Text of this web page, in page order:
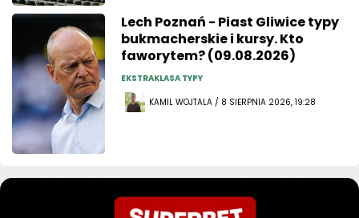
Lech Poznań - Piast Gliwice typy
bukmacherskie i kursy. Kto
faworytem? (09.08.2026)
EKSTRAKLASA TYPY
KAMIL WOJTALA / 8 SIERPNIA 2026, 19:28